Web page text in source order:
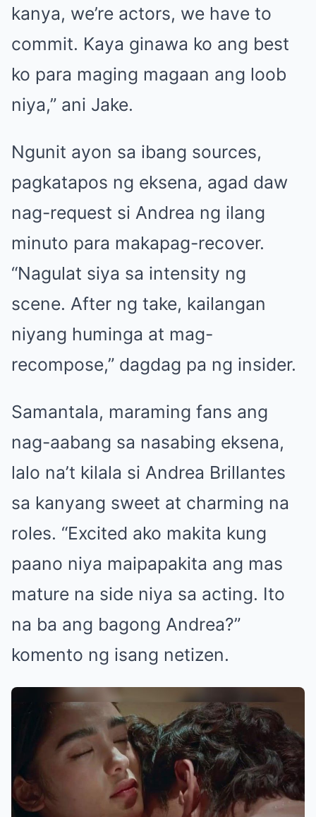
kanya, we’re actors, we have to
commit. Kaya ginawa ko ang best
ko para maging magaan ang loob
niya,” ani Jake.
Ngunit ayon sa ibang sources,
pagkatapos ng eksena, agad daw
nag-request si Andrea ng ilang
minuto para makapag-recover.
“Nagulat siya sa intensity ng
scene. After ng take, kailangan
niyang huminga at mag-
recompose,” dagdag pa ng insider.
Samantala, maraming fans ang
nag-aabang sa nasabing eksena,
lalo na’t kilala si Andrea Brillantes
sa kanyang sweet at charming na
roles. “Excited ako makita kung
paano niya maipapakita ang mas
mature na side niya sa acting. Ito
na ba ang bagong Andrea?”
komento ng isang netizen.